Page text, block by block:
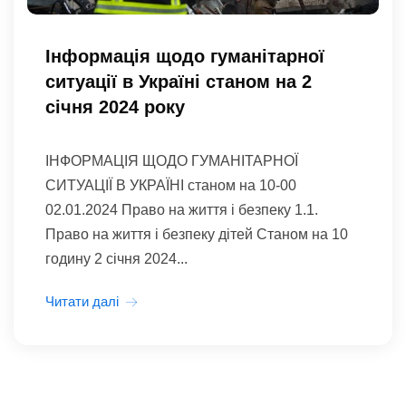
Інформація щодо гуманітарної
ситуації в Україні станом на 2
січня 2024 року
ІНФОРМАЦІЯ ЩОДО ГУМАНІТАРНОЇ
СИТУАЦІЇ В УКРАЇНІ станом на 10-00
02.01.2024 Право на життя і безпеку 1.1.
Право на життя і безпеку дітей Станом на 10
годину 2 січня 2024...
Читати далі